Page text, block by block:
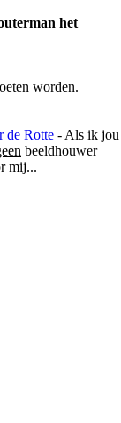
het
worden.
de Rotte - Als ik jou
beeldhouwer
mij...